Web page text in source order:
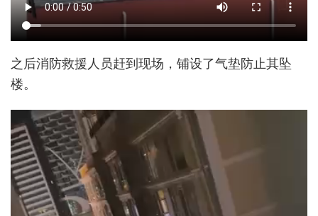
之后消防救援人员赶到现场，铺设了气垫防止其坠
楼。